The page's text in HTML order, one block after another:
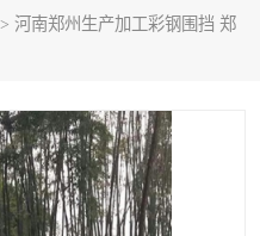
> 河南郑州生产加工彩钢围挡 郑
楼层板
钢结构配件
彩钢板